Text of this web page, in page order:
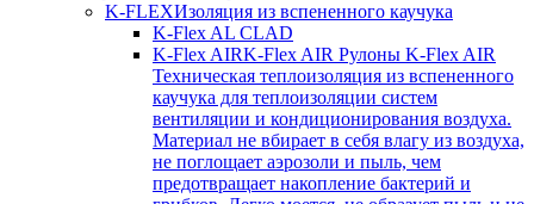
K-FLEXИзоляция из вспененного каучука
K-Flex AL CLAD
K-Flex AIRK-Flex AIR Рулоны K-Flex AIR
Техническая теплоизоляция из вспененного
каучука для теплоизоляции систем
вентиляции и кондиционирования воздуха.
Материал не вбирает в себя влагу из воздуха,
не поглощает аэрозоли и пыль, чем
предотвращает накопление бактерий и